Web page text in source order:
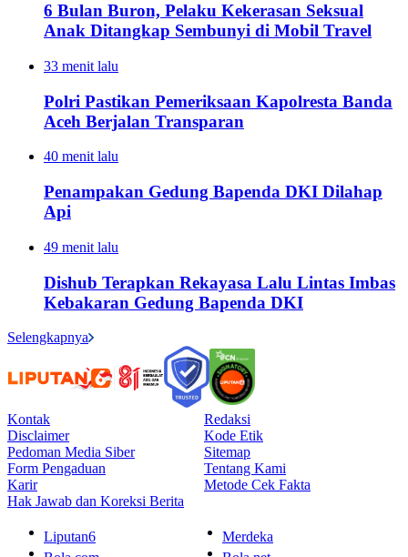
6 Bulan Buron, Pelaku Kekerasan Seksual
Anak Ditangkap Sembunyi di Mobil Travel
33 menit lalu
Polri Pastikan Pemeriksaan Kapolresta Banda
Aceh Berjalan Transparan
40 menit lalu
Penampakan Gedung Bapenda DKI Dilahap
Api
49 menit lalu
Dishub Terapkan Rekayasa Lalu Lintas Imbas
Kebakaran Gedung Bapenda DKI
Selengkapnya
Kontak
Redaksi
Disclaimer
Kode Etik
Pedoman Media Siber
Sitemap
Form Pengaduan
Tentang Kami
Karir
Metode Cek Fakta
Hak Jawab dan Koreksi Berita
Liputan6
Merdeka